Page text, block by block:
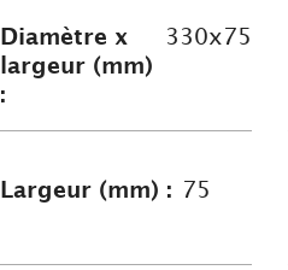
Diamètre x
largeur (mm)
:
330x75
Largeur (mm) : 75